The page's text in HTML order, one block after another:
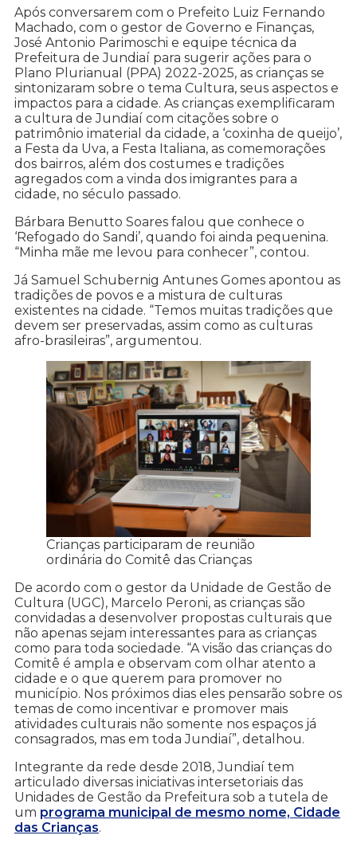
Após conversarem com o Prefeito Luiz Fernando
Machado, com o gestor de Governo e Finanças,
José Antonio Parimoschi e equipe técnica da
Prefeitura de Jundiaí para sugerir ações para o
Plano Plurianual (PPA) 2022-2025, as crianças se
sintonizaram sobre o tema Cultura, seus aspectos e
impactos para a cidade. As crianças exemplificaram
a cultura de Jundiaí com citações sobre o
patrimônio imaterial da cidade, a ‘coxinha de queijo’,
a Festa da Uva, a Festa Italiana, as comemorações
dos bairros, além dos costumes e tradições
agregados com a vinda dos imigrantes para a
cidade, no século passado.
Bárbara Benutto Soares falou que conhece o
‘Refogado do Sandi’, quando foi ainda pequenina.
“Minha mãe me levou para conhecer”, contou.
Já Samuel Schubernig Antunes Gomes apontou as
tradições de povos e a mistura de culturas
existentes na cidade. “Temos muitas tradições que
devem ser preservadas, assim como as culturas
afro-brasileiras”, argumentou.
Crianças participaram de reunião
ordinária do Comitê das Crianças
De acordo com o gestor da Unidade de Gestão de
Cultura (UGC), Marcelo Peroni, as crianças são
convidadas a desenvolver propostas culturais que
não apenas sejam interessantes para as crianças
como para toda sociedade. “A visão das crianças do
Comitê é ampla e observam com olhar atento a
cidade e o que querem para promover no
município. Nos próximos dias eles pensarão sobre os
temas de como incentivar e promover mais
atividades culturais não somente nos espaços já
consagrados, mas em toda Jundiaí”, detalhou.
Integrante da rede desde 2018, Jundiaí tem
articulado diversas iniciativas intersetoriais das
Unidades de Gestão da Prefeitura sob a tutela de
um programa municipal de mesmo nome, Cidade
das Crianças.